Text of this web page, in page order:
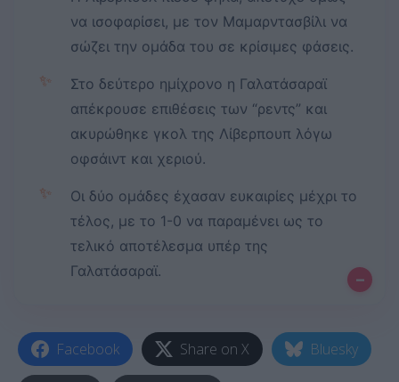
να ισοφαρίσει, με τον Μαμαρντασβίλι να
σώζει την ομάδα του σε κρίσιμες φάσεις.
✨
Στο δεύτερο ημίχρονο η Γαλατάσαραϊ
απέκρουσε επιθέσεις των “ρεντς” και
ακυρώθηκε γκολ της Λίβερπουπ λόγω
οφσάιντ και χεριού.
✨
Οι δύο ομάδες έχασαν ευκαιρίες μέχρι το
τέλος, με το 1-0 να παραμένει ως το
τελικό αποτέλεσμα υπέρ της
Γαλατάσαραϊ.
–
Facebook Share on X Bluesky